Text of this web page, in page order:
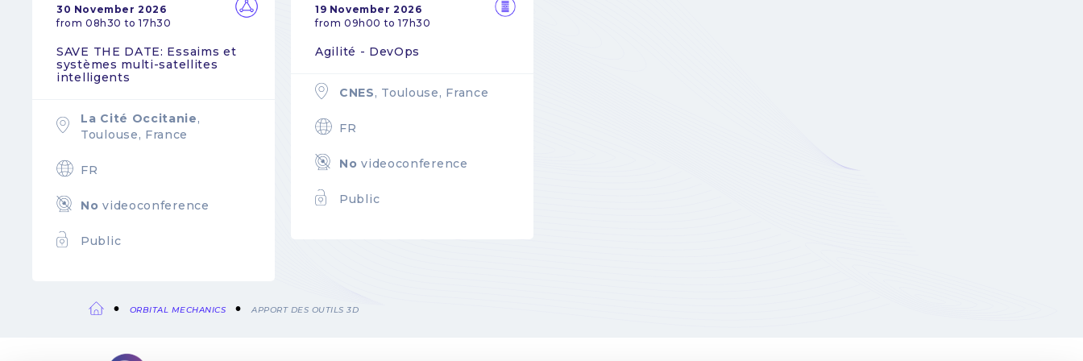
30 November 2026
from 08h30 to 17h30
SAVE THE DATE: Essaims et
systèmes multi-satellites
intelligents
La Cité Occitanie,
Toulouse, France
FR
No videoconference
Public
19 November 2026
from 09h00 to 17h30
Agilité - DevOps
CNES, Toulouse, France
FR
No videoconference
Public
Breadcrumb
ORBITAL MECHANICS APPORT DES OUTILS 3D